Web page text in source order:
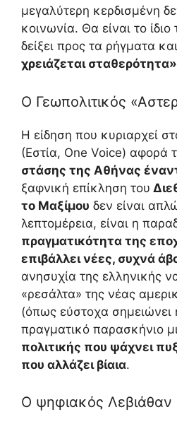
μεγαλύτερη κερδισμένη
κοινωνία. Θα είναι το
δείξει προς τα ρήγματα
χρειάζεται
Ο Γεωπολιτικός
Η είδηση που κυριαρχεί
(Εστία, One Voice) αφορά
στάσης της Αθήνας
ξαφνική επίκληση του
το Μαξίμου δεν είναι
λεπτομέρεια, είναι η
πραγματικότητα της
επιβάλλει νέες, συχνά
ανησυχία της ελληνικής
«ρεσάλτα» της νέας
(όπως εύστοχα σημειώνει
πραγματικό παρασκήνιο
πολιτικής που ψάχνει
που αλλάζει βίαια.
Ο ψηφιακός Λεβιάθαν